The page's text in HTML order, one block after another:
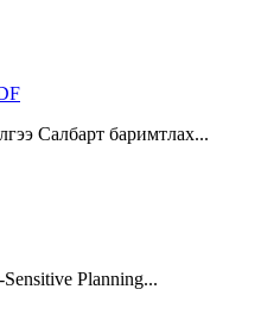
Салбарт баримтлах...
Planning...